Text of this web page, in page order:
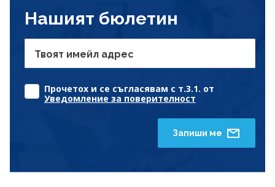
Нашият бюлетин
Твоят имейл адрес
Прочетох и се съгласявам с т.3.1. от
Уведомление за поверителност
Запиши ме